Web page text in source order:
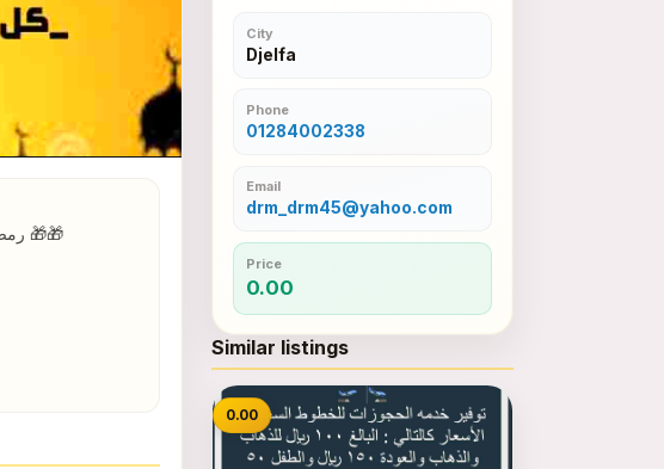
City
Djelfa
Phone
01284002338
Email
drm_drm45@yahoo.com
Price
0.00
Similar listings
0.00